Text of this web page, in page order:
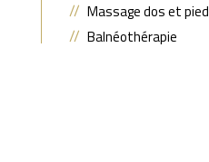
Massage dos et pied
Balnéothérapie